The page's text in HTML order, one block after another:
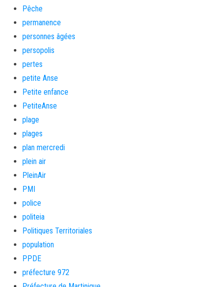
Pêche
permanence
personnes âgées
persopolis
pertes
petite Anse
Petite enfance
PetiteAnse
plage
plages
plan mercredi
plein air
PleinAir
PMI
police
politeia
Politiques Territoriales
population
PPDE
préfecture 972